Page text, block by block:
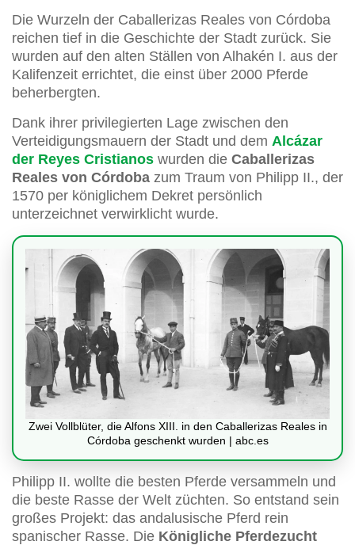
Die Wurzeln der Caballerizas Reales von Córdoba
reichen tief in die Geschichte der Stadt zurück. Sie
wurden auf den alten Ställen von Alhakén I. aus der
Kalifenzeit errichtet, die einst über 2000 Pferde
beherbergten.
Dank ihrer privilegierten Lage zwischen den
Verteidigungsmauern der Stadt und dem Alcázar
der Reyes Cristianos wurden die Caballerizas
Reales von Córdoba zum Traum von Philipp II., der
1570 per königlichem Dekret persönlich
unterzeichnet verwirklicht wurde.
Zwei Vollblüter, die Alfons XIII. in den Caballerizas Reales in
Córdoba geschenkt wurden | abc.es
Philipp II. wollte die besten Pferde versammeln und
die beste Rasse der Welt züchten. So entstand sein
großes Projekt: das andalusische Pferd rein
spanischer Rasse. Die Königliche Pferdezucht